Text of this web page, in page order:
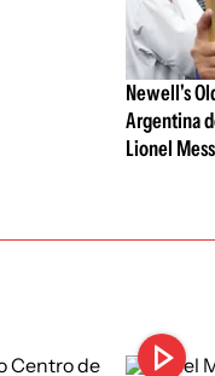
Newell's
Argentina
Lionel